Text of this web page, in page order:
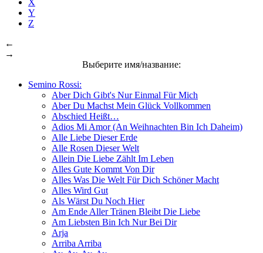
Y
Z
←
→
Выберите имя/название:
Semino Rossi:
Aber Dich Gibt's Nur Einmal Für Mich
Aber Du Machst Mein Glück Vollkommen
Abschied Heißt…
Adios Mi Amor (An Weihnachten Bin Ich Daheim)
Alle Liebe Dieser Erde
Alle Rosen Dieser Welt
Allein Die Liebe Zählt Im Leben
Alles Gute Kommt Von Dir
Alles Was Die Welt Für Dich Schöner Macht
Alles Wird Gut
Als Wärst Du Noch Hier
Am Ende Aller Tränen Bleibt Die Liebe
Am Liebsten Bin Ich Nur Bei Dir
Arja
Arriba Arriba